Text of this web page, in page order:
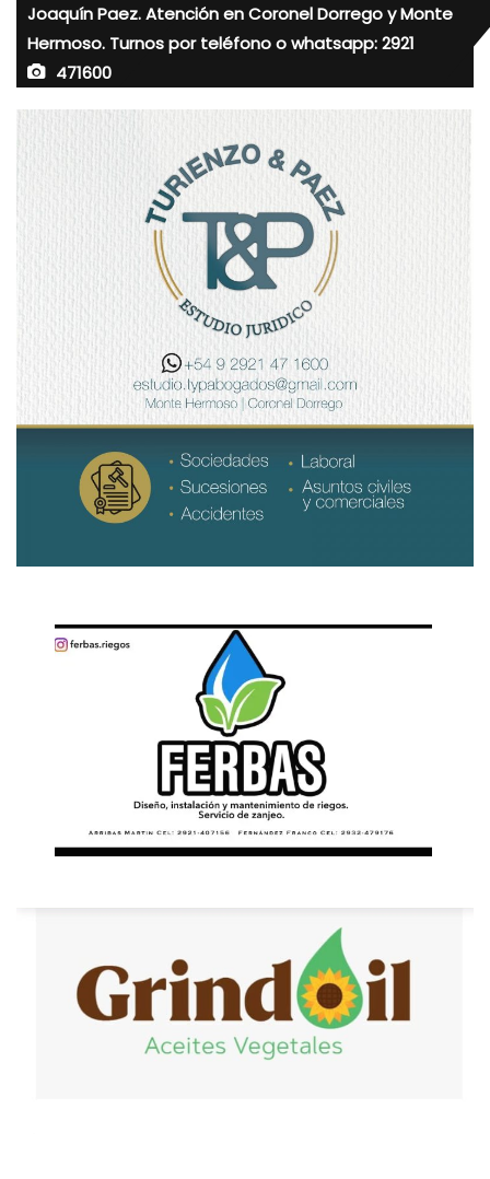
Joaquín Paez. Atención en Coronel Dorrego y Monte
Hermoso. Turnos por teléfono o whatsapp: 2921
471600